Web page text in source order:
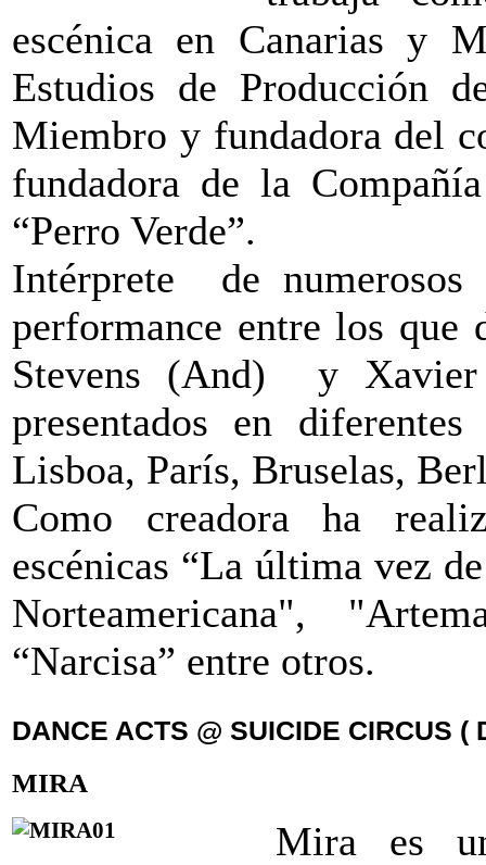
escénica en Canarias y
Estudios de Producción
Miembro y fundadora del
fundadora de la
“Perro Verde”.
Intérprete de numerosos
performance entre los que
Stevens (And) y Xavier
presentados en
Lisboa, París, Bruselas,
Como creadora ha
escénicas “La última vez
Norteamericana",
“Narcisa” entre otros.
DANCE ACTS @ SUICIDE CIRCUS (
MIRA
Mira es